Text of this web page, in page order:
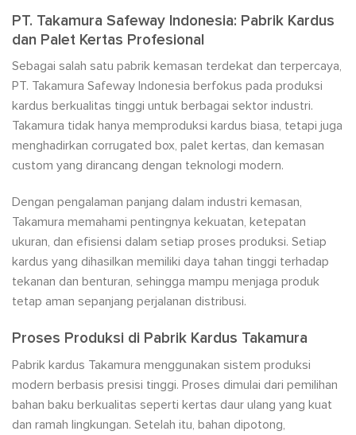
PT. Takamura Safeway Indonesia: Pabrik Kardus
dan Palet Kertas Profesional
Sebagai salah satu pabrik kemasan terdekat dan terpercaya,
PT. Takamura Safeway Indonesia berfokus pada produksi
kardus berkualitas tinggi untuk berbagai sektor industri.
Takamura tidak hanya memproduksi kardus biasa, tetapi juga
menghadirkan corrugated box, palet kertas, dan kemasan
custom yang dirancang dengan teknologi modern.
Dengan pengalaman panjang dalam industri kemasan,
Takamura memahami pentingnya kekuatan, ketepatan
ukuran, dan efisiensi dalam setiap proses produksi. Setiap
kardus yang dihasilkan memiliki daya tahan tinggi terhadap
tekanan dan benturan, sehingga mampu menjaga produk
tetap aman sepanjang perjalanan distribusi.
Proses Produksi di Pabrik Kardus Takamura
Pabrik kardus Takamura menggunakan sistem produksi
modern berbasis presisi tinggi. Proses dimulai dari pemilihan
bahan baku berkualitas seperti kertas daur ulang yang kuat
dan ramah lingkungan. Setelah itu, bahan dipotong,